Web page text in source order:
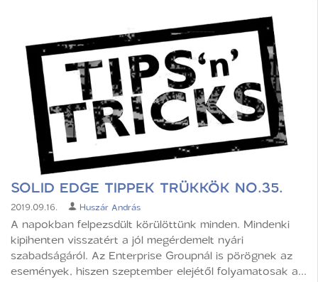
SOLID EDGE TIPPEK TRÜKKÖK NO.35.
2019.09.16. Huszár András
A napokban felpezsdült körülöttünk minden. Mindenki
kipihenten visszatért a jól megérdemelt nyári
szabadságáról. Az Enterprise Groupnál is pörögnek az
események, hiszen szeptember elejétől folyamatosak a...